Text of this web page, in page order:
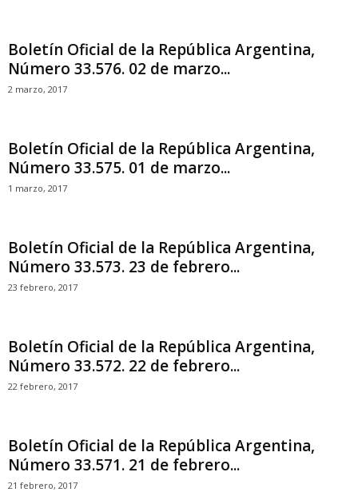
Boletín Oficial de la República Argentina,
Número 33.576. 02 de marzo...
2 marzo, 2017
Boletín Oficial de la República Argentina,
Número 33.575. 01 de marzo...
1 marzo, 2017
Boletín Oficial de la República Argentina,
Número 33.573. 23 de febrero...
23 febrero, 2017
Boletín Oficial de la República Argentina,
Número 33.572. 22 de febrero...
22 febrero, 2017
Boletín Oficial de la República Argentina,
Número 33.571. 21 de febrero...
21 febrero, 2017